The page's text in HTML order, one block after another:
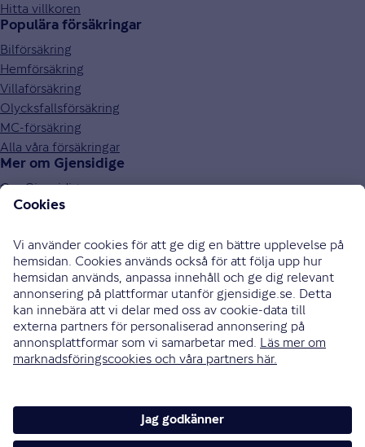
Hitta villkoren
Populära försäkringar
Bilförsäkring
Hemförsäkring
Villaförsäkring
Olycksfallsförsäkring
MC-försäkring
Alla våra försäkringar
Mer om Gjensidige
Om Gjensidige
Jobba hos oss
Press och media
Investor relations
Samarbetspartners
0771-326 326
Bli uppringd
Skriv till oss
Instagram